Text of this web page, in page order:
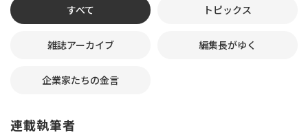
すべて トピックス
雑誌アーカイブ 編集長がゆく
企業家たちの金言
連載執筆者